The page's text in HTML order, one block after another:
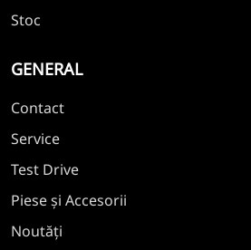
Stoc
GENERAL
Contact
Service
Test Drive
Piese și Accesorii
Noutăți